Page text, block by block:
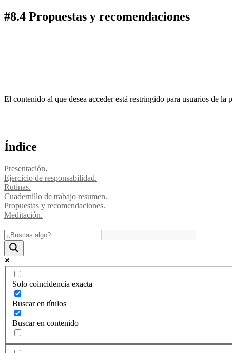
#8.4 Propuestas y recomendaciones
El contenido al que desea acceder está restringido para usuarios de la
Índice
Presentación.
Ejercicio de responsabilidad.
Rutinas.
Cuadernillo de trabajo resumen.
Propuestas y recomendaciones.
Meditación.
Footer
Solo coincidencia exacta
Buscar en títulos
Buscar en contenido